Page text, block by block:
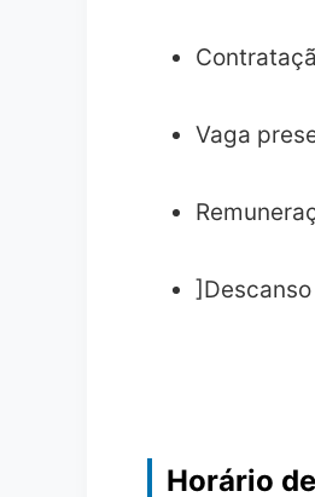
Vaga
Horário